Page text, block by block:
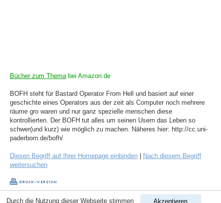
Bücher zum Themabei Amazon.de
BOFH steht für Bastard Operator From Hell und basiert auf einer
geschichte eines Operators aus der zeit als Computer noch mehrere
räume gro waren und nur ganz spezielle menschen diese
kontrollierten. Der BOFH tut alles um seinen Usern das Leben so
schwer(und kurz) wie möglich zu machen. Näheres hier: http://cc.uni-
paderborn.de/bofh/
Diesen Begriff auf Ihrer Homepage einbinden
Nach diesem Begriff
weitersuchen
Akzeptieren
Durch die Nutzung dieser Webseite stimmen